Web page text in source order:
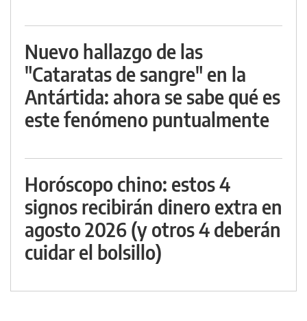
Nuevo hallazgo de las
"Cataratas de sangre" en la
Antártida: ahora se sabe qué es
este fenómeno puntualmente
Horóscopo chino: estos 4
signos recibirán dinero extra en
agosto 2026 (y otros 4 deberán
cuidar el bolsillo)